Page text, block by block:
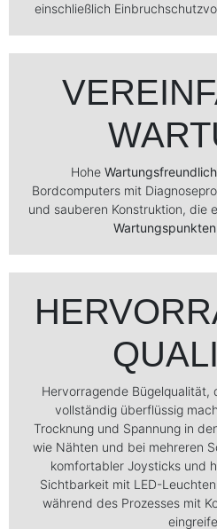
einschließlich
Hohe
Bordcomputers mit
und sauberen Konstruktion, die
Wartungspunkten
Hervorragende
vollständig überflüssig
Trocknung und Spannung in
wie Nähten und bei mehreren
komfortabler Joysticks und
Sichtbarkeit mit LED-
während des Prozesses mit